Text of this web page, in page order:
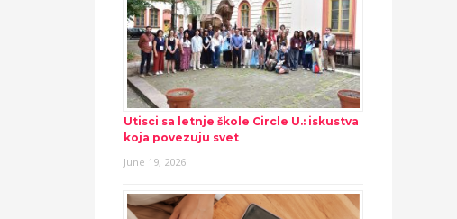
Utisci sa letnje škole Circle U.: iskustva
koja povezuju svet
June 19, 2026